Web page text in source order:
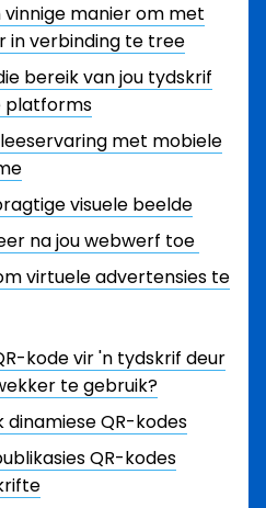
vinnige manier om met
in verbinding te tree
bereik van jou tydskrif
platforms
met mobiele
visuele beelde
na jou webwerf toe
virtuele advertensies te
kode vir 'n tydskrif deur
te gebruik?
dinamiese QR-kodes
QR-kodes